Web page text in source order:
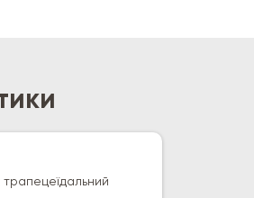
трапецеїдальний